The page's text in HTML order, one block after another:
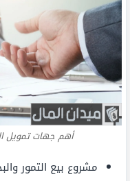
أهم جهات تمويل
مشروع بيع التمور